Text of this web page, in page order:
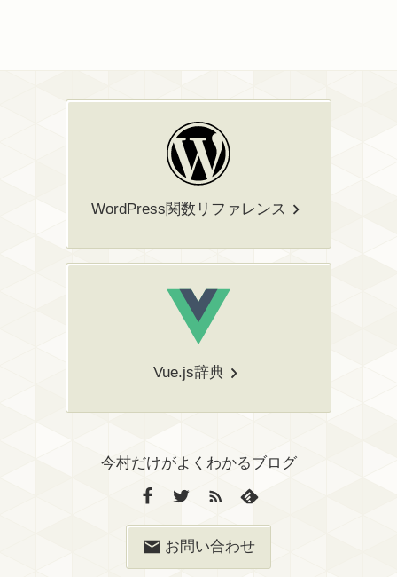
WordPress関数リファレンス
Vue.js辞典
今村だけがよくわかるブログ
お問い合わせ